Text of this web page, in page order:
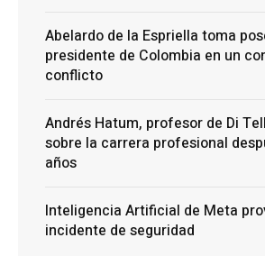
Abelardo de la Espriella toma
presidente de Colombia en un
conflicto
Andrés Hatum, profesor de Di
sobre la carrera profesional
años
Inteligencia Artificial de Meta
incidente de seguridad